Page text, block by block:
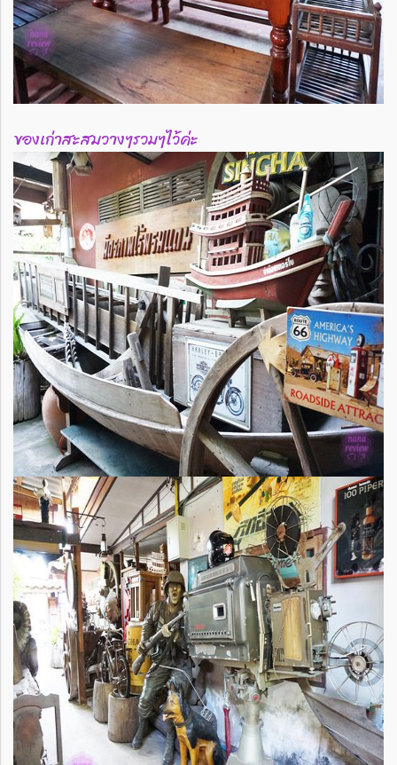
ของเก่าสะสมวางๆรวมๆไว้ค่ะ